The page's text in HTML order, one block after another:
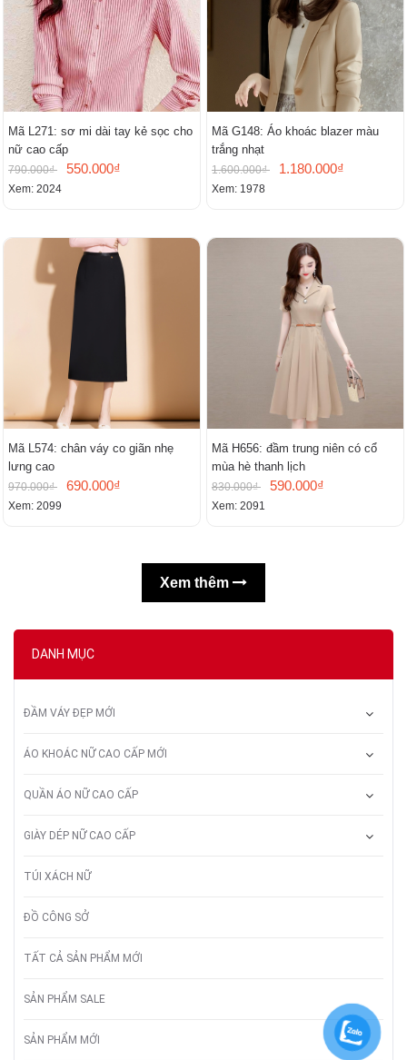
DANH MỤC
ĐẦM VÁY ĐẸP MỚI
ÁO KHOÁC NỮ CAO CẤP MỚI
QUẦN ÁO NỮ CAO CẤP
GIÀY DÉP NỮ CAO CẤP
TÚI XÁCH NỮ
ĐỒ CÔNG SỞ
TẤT CẢ SẢN PHẨM MỚI
SẢN PHẨM SALE
SẢN PHẨM MỚI
Mã L271: sơ mi dài tay kẻ sọc cho
nữ cao cấp
790.000₫ 550.000₫
Xem: 2024
Mã G148: Áo khoác blazer màu
trắng nhạt
1.600.000₫ 1.180.000₫
Xem: 1978
Mã L574: chân váy co giãn nhẹ
lưng cao
970.000₫ 690.000₫
Xem: 2099
Mã H656: đầm trung niên có cổ
mùa hè thanh lịch
830.000₫ 590.000₫
Xem: 2091
Xem thêm